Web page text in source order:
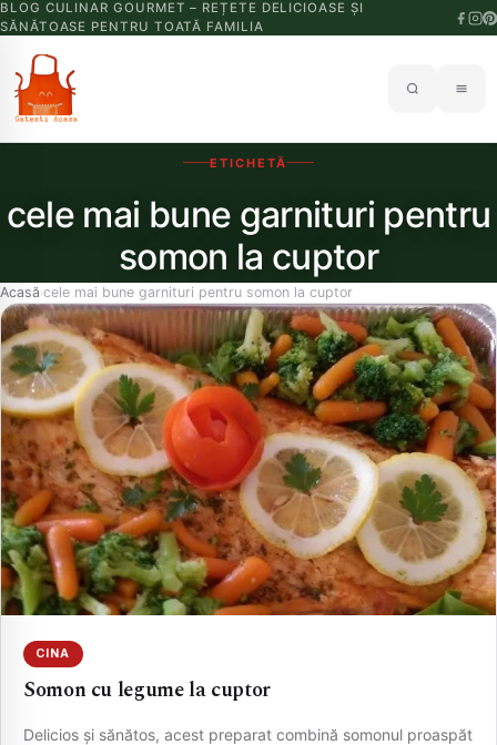
BLOG CULINAR GOURMET – REȚETE DELICIOASE ȘI
SĂNĂTOASE PENTRU TOATĂ FAMILIA
ETICHETĂ
cele mai bune garnituri pentru
somon la cuptor
Acasă›cele mai bune garnituri pentru somon la cuptor
CINA
Somon cu legume la cuptor
Delicios și sănătos, acest preparat combină somonul proaspăt